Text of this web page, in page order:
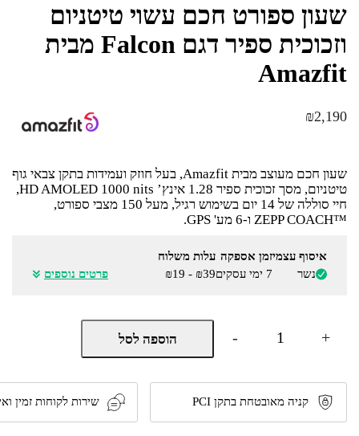
שעון ספורט חכם עשוי טיטניום
וזכוכית ספיר דגם Falcon מבית
Amazfit
₪2,190
שעון חכם מעוצב מבית Amazfit, בעל חוזק ועמידות בתקן צבאי גוף
טיטניום, מסך זכוכית ספיר 1.28 אינץ’ HD AMOLED 1000 nits,
חיי סוללה של 14 יום בשימוש רגיל, מעל 150 מצבי ספורט,
™ZEPP COACH ו-6 מע' GPS.
איסוף עצמי
נשר
זמן אספקה
7 ימי עסקים
עלות משלוח
₪39 - ₪19
פרטים נוספים
-
כמות
שעון
חכם
עשוי
טיטניום
וזכוכית
+ הוספה לסל
קניה מאובטחת בתקן PCI שירות לקוחות זמין